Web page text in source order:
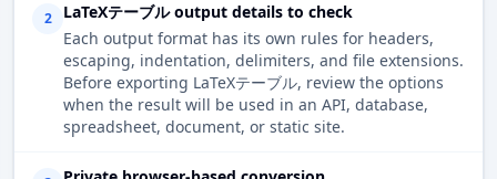
2
LaTeXテーブル output details to check
Each output format has its own rules for headers,
escaping, indentation, delimiters, and file extensions.
Before exporting LaTeXテーブル, review the options
when the result will be used in an API, database,
spreadsheet, document, or static site.